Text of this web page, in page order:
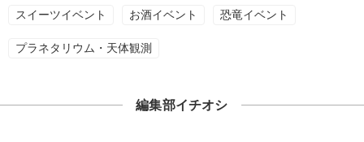
スイーツイベント お酒イベント 恐竜イベント
プラネタリウム・天体観測
編集部イチオシ